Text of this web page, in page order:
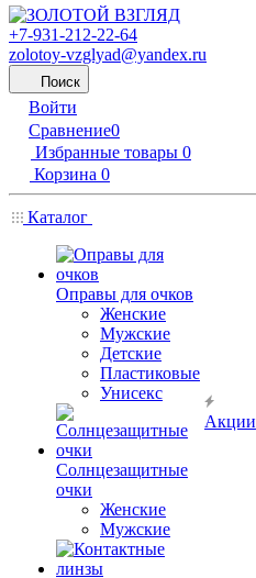
+7-931-212-22-64
zolotoy-vzglyad@yandex.ru
Поиск
Войти
Сравнение0
Избранные товары 0
Корзина 0
Каталог
Оправы для очков
Женские
Мужские
Детские
Пластиковые
Унисекс
Солнцезащитные
очки
Женские
Мужские
Акции